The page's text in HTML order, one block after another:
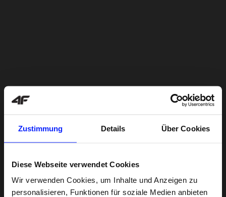
Zustimmung Details Über Cookies
Diese Webseite verwendet Cookies
Wir verwenden Cookies, um Inhalte und Anzeigen zu
personalisieren, Funktionen für soziale Medien anbieten